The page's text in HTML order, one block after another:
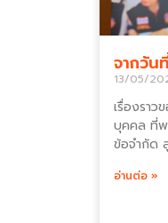
จากวัน
13/05/
เรื่องราว
บุคคล ที่พ
ข้อจำกัด
อ่านต่อ »